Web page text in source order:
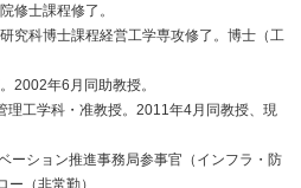
修士課程修了。
究科博士課程経営工学専攻修了。博士（工
2002年6月同助教授。
理工学科・准教授。2011年4月同教授、現
ーション推進事務局参事官（インフラ・防
（非常勤）